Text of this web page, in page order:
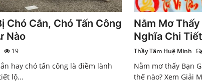
Chó Cắn, Chó Tấn Công
Nào
19
hay chó tấn công là điềm lành
lộ...
Nằm Mơ
Nghĩa Chi
Thầy Tâm Huệ Minh
Nằm mơ thấy Bạn
thế nào? Xem Giải